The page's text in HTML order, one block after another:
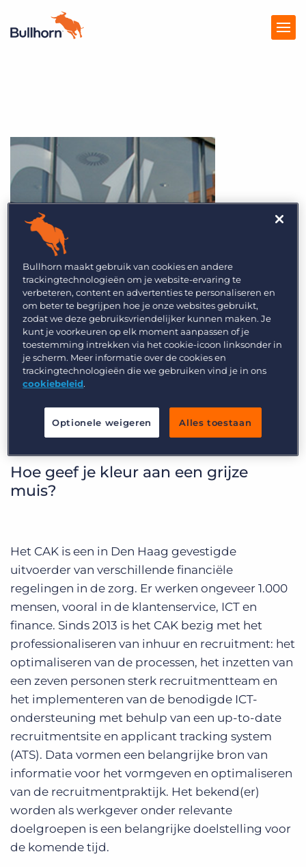
Kennisbank
Marketplace
Over Ons
Vraag een demo aan Inloggen
CAK: employer
branding
Hoe geef je kleur aan een grijze
muis?
Het CAK is een in Den Haag gevestigde
uitvoerder van verschillende financiële
regelingen in de zorg. Er werken ongeveer 1.000
mensen, vooral in de klantenservice, ICT en
finance. Sinds 2013 is het CAK bezig met het
professionaliseren van inhuur en recruitment: het
optimaliseren van de processen, het inzetten van
een zeven personen sterk recruitmentteam en
het implementeren van de benodigde ICT-
ondersteuning met behulp van een up-to-date
recruitmentsite en applicant tracking system
(ATS). Data vormen een belangrijke bron van
informatie voor het vormgeven en optimaliseren
van de recruitmentpraktijk. Het bekend(er)
worden als werkgever onder relevante
doelgroepen is een belangrijke doelstelling voor
de komende tijd.
Bullhorn maakt gebruik van cookies en andere
trackingtechnologieën om je website-ervaring te
verbeteren, content en advertenties te personaliseren en
om beter te begrijpen hoe je onze websites gebruikt,
zodat we deze gebruiksvriendelijker kunnen maken. Je
kunt je voorkeuren op elk moment aanpassen of je
toestemming intrekken via het cookie-icoon linksonder in
je scherm. Meer informatie over de cookies en
trackingtechnologieën die we gebruiken vind je in ons
cookiebeleid.
Optionele weigeren Alles toestaan